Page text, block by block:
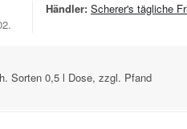
Händler: Scherer's tägliche
Sorten 0,5 l Dose, zzgl. Pfand